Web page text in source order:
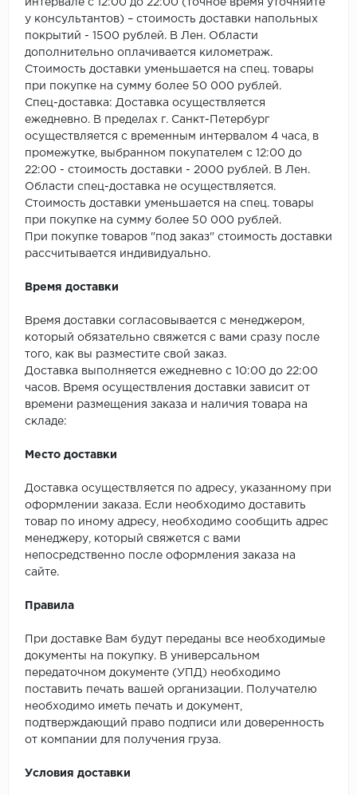
SPC Kronostep
SPC Stronghold
TANTO
Tarkett
Tulesna
Veon
Wonderful Vinyl
интервале с 12:00 до 22:00 (точное время уточняйте
у консультантов) – стоимость доставки напольных
покрытий - 1500 рублей. В Лен. Области
дополнительно оплачивается километраж.
Стоимость доставки уменьшается на спец. товары
при покупке на сумму более 50 000 рублей.
Спец-доставка: Доставка осуществляется
ежедневно. В пределах г. Санкт-Петербург
осуществляется с временным интервалом 4 часа, в
промежутке, выбранном покупателем с 12:00 до
22:00 - стоимость доставки - 2000 рублей. В Лен.
Области спец-доставка не осуществляется.
Стоимость доставки уменьшается на спец. товары
при покупке на сумму более 50 000 рублей.
При покупке товаров "под заказ" стоимость доставки
рассчитывается индивидуально.
Время доставки
Время доставки согласовывается с менеджером,
который обязательно свяжется с вами сразу после
того, как вы разместите свой заказ.
Доставка выполняется ежедневно с 10:00 до 22:00
часов. Время осуществления доставки зависит от
времени размещения заказа и наличия товара на
складе:
Место доставки
Доставка осуществляется по адресу, указанному при
оформлении заказа. Если необходимо доставить
товар по иному адресу, необходимо сообщить адрес
менеджеру, который свяжется с вами
непосредственно после оформления заказа на
сайте.
Правила
При доставке Вам будут переданы все необходимые
документы на покупку. В универсальном
передаточном документе (УПД) необходимо
поставить печать вашей организации. Получателю
необходимо иметь печать и документ,
подтверждающий право подписи или доверенность
от компании для получения груза.
Условия доставки